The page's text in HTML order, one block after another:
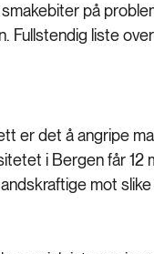
på
Fullstendig liste
er det å angripe
i Bergen får 12
mot slike